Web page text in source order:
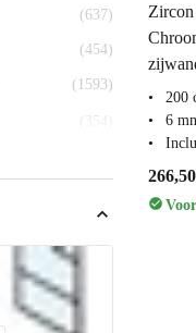
(637)
(454)
(1593)
(354)
200
6
266,50